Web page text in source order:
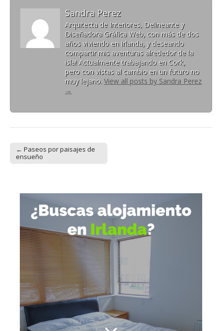
Sandra Perez
Arquitecta de Interiores, Delineante y
Diseñadora Gráfica Web, con más de dos
años viviendo en Irlanda, y deseando
compartir mis aventuras alrededor de la
isla! Actualmente trabajando en Cork,
pero con vistas al cambio en un futuro no
muy lejano. View all posts by Sandra Perez
→
Post navigation
← Paseos por paisajes de
ensueño